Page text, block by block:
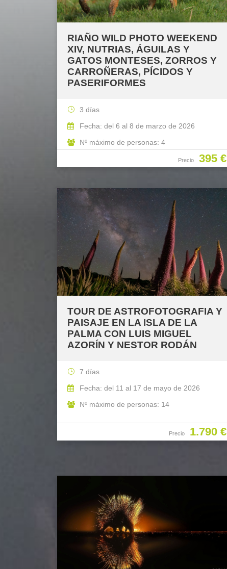
RIAÑO WILD PHOTO WEEKEND
XIV, NUTRIAS, ÁGUILAS Y
GATOS MONTESES, ZORROS Y
CARROÑERAS, PÍCIDOS Y
PASERIFORMES
Precio 395 €
3 días
Fecha: del 6 al 8 de marzo de 2026
Nº máximo de personas: 4
TOUR DE ASTROFOTOGRAFIA Y
PAISAJE EN LA ISLA DE LA
PALMA CON LUIS MIGUEL
AZORÍN Y NESTOR RODÁN
Precio 1.790 €
7 días
Fecha: del 11 al 17 de mayo de 2026
Nº máximo de personas: 14